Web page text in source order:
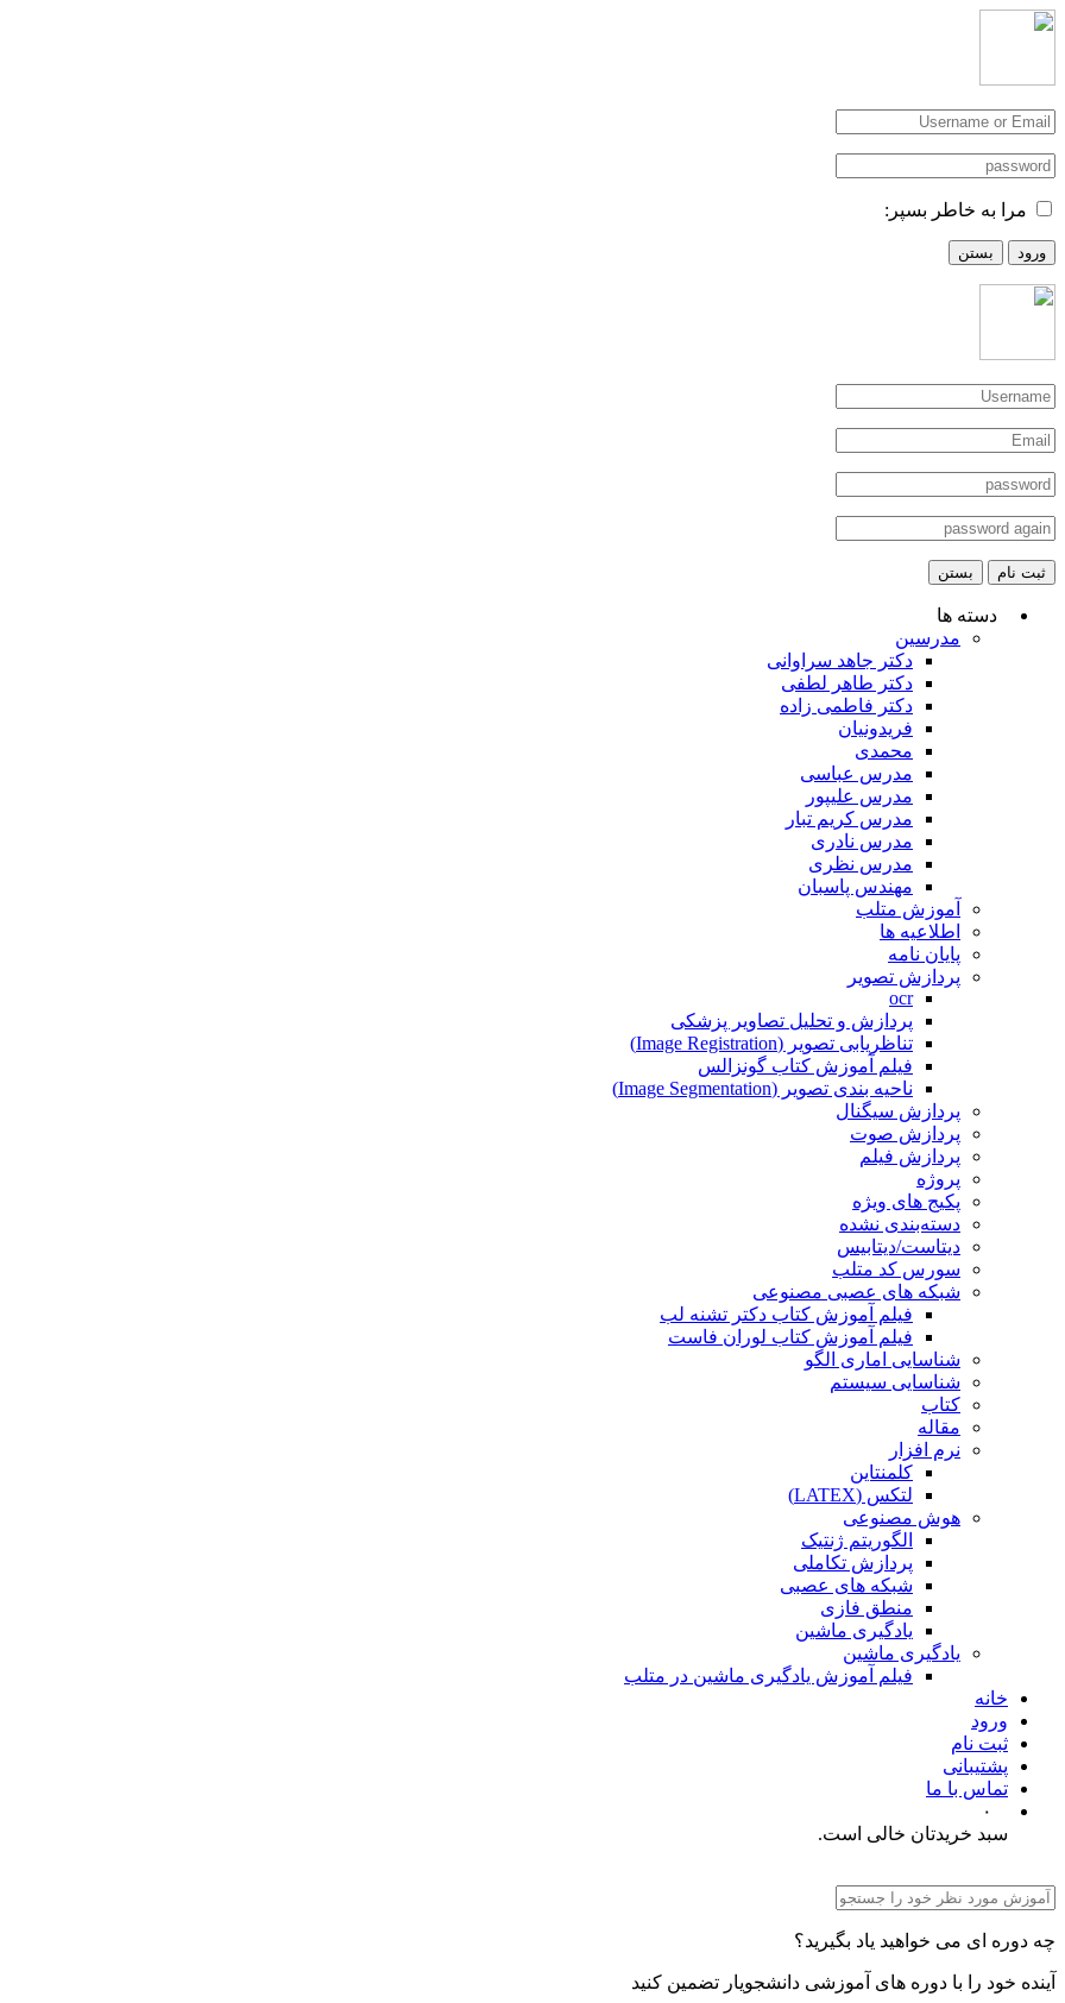
مرا به خاطر بسپر:
ورود بستن
ثبت نام بستن
دسته ها
مدرسین
دکتر جاهد سراوانی
دکتر طاهر لطفی
دکتر فاطمی زاده
فریدونیان
محمدی
مدرس عباسی
مدرس علیپور
مدرس کریم تبار
مدرس نادری
مدرس نظری
مهندس پاسبان
آموزش متلب
اطلاعیه ها
پایان نامه
پردازش تصویر
ocr
پردازش و تحلیل تصاویر پزشکی
تناظریابی تصویر (Image Registration)
فیلم آموزش کتاب گونزالس
ناحیه بندی تصویر (Image Segmentation)
پردازش سیگنال
پردازش صوت
پردازش فیلم
پروژه
پکیج های ویژه
دسته‌بندی نشده
دیتاست/دیتابیس
سورس کد متلب
شبکه های عصبی مصنوعی
فیلم آموزش کتاب دکتر تشنه لب
فیلم آموزش کتاب لوران فاست
شناسایی اماری الگو
شناسایی سیستم
کتاب
مقاله
نرم افزار
کلمنتاین
لتکس (LATEX)
هوش مصنوعی
الگوریتم ژنتیک
پردازش تکاملی
شبکه های عصبی
منطق فازی
یادگیری ماشین
یادگیری ماشین
فیلم آموزش یادگیری ماشین در متلب
خانه
ورود
ثبت نام
پشتیبانی
تماس با ما
۰
سبد خریدتان خالی است.
چه دوره ای می خواهید یاد بگیرید؟
آینده خود را با دوره های آموزشی دانشجویار تضمین کنید